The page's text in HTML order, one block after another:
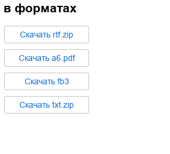
в форматах
Cкачать rtf.zip
Cкачать a6.pdf
Cкачать fb3
Cкачать txt.zip